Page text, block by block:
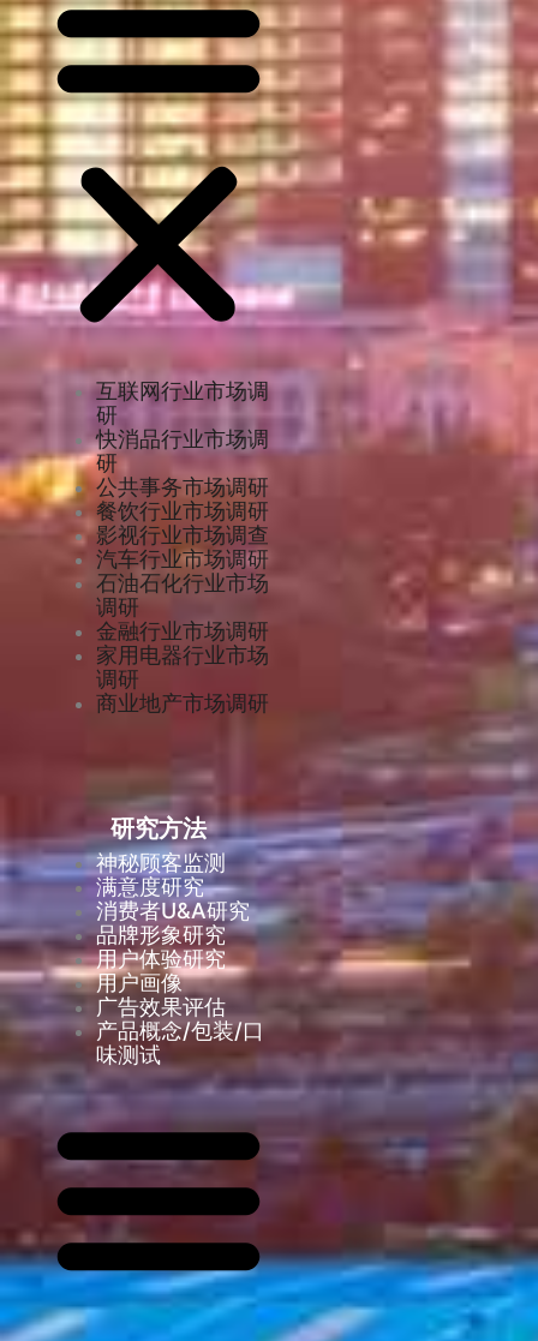
互联网行业市场调
研
快消品行业市场调
研
公共事务市场调研
餐饮行业市场调研
影视行业市场调查
汽车行业市场调研
石油石化行业市场
调研
金融行业市场调研
家用电器行业市场
调研
商业地产市场调研
研究方法
神秘顾客监测
满意度研究
消费者U&A研究
品牌形象研究
用户体验研究
用户画像
广告效果评估
产品概念/包装/口
味测试